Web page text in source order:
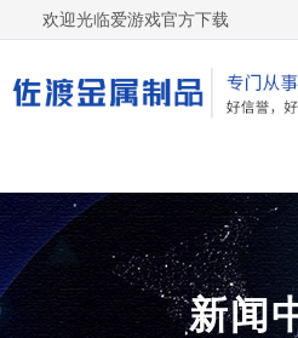
欢迎光临爱游戏官方下载
新闻